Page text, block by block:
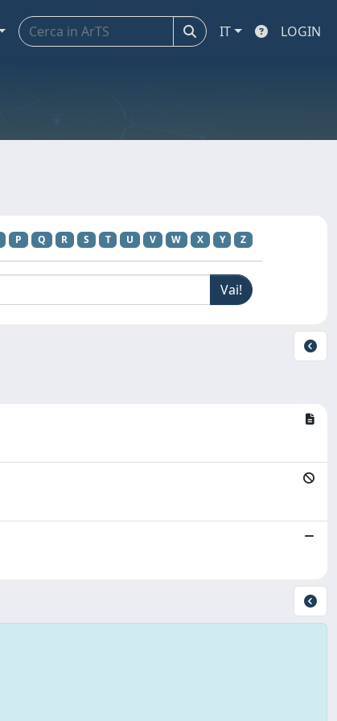
IT LOGIN
P Q R S T U V W X Y Z